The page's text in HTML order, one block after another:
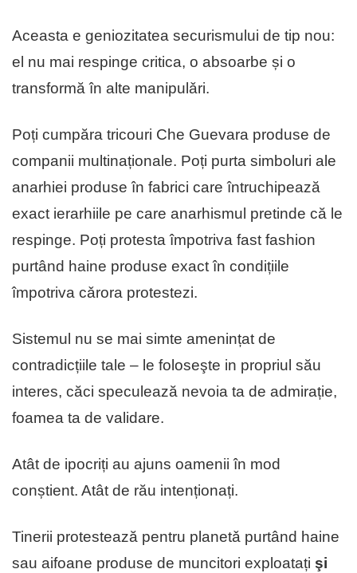
Aceasta e geniozitatea securismului de tip nou:
el nu mai respinge critica, o absoarbe și o
transformă în alte manipulǎri.
Poți cumpăra tricouri Che Guevara produse de
companii multinaționale. Poți purta simboluri ale
anarhiei produse în fabrici care întruchipează
exact ierarhiile pe care anarhismul pretinde că le
respinge. Poți protesta împotriva fast fashion
purtând haine produse exact în condițiile
împotriva cǎrora protestezi.
Sistemul nu se mai simte amenințat de
contradicțiile tale – le foloseşte in propriul său
interes, căci speculează nevoia ta de admirație,
foamea ta de validare.
Atât de ipocriți au ajuns oamenii în mod
conștient. Atât de rău intenționați.
Tinerii protestează pentru planetǎ purtând haine
sau aifoane produse de muncitori exploatați şi